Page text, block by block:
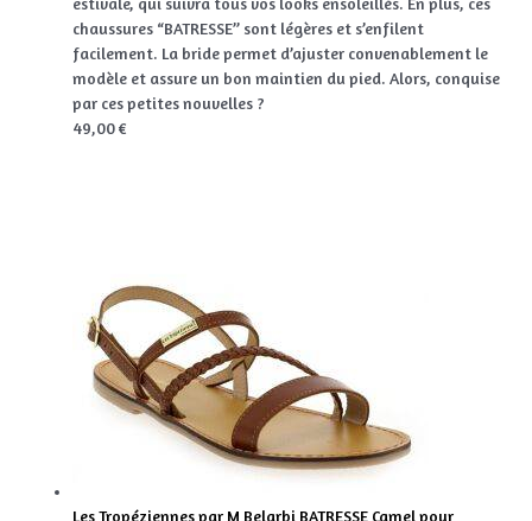
chaussures “BATRESSE” sont légères et s’enfilent
facilement. La bride permet d’ajuster convenablement le
modèle et assure un bon maintien du pied. Alors, conquise
par ces petites nouvelles ?
49,00 €
Les Tropéziennes par M Belarbi BATRESSE Camel pour